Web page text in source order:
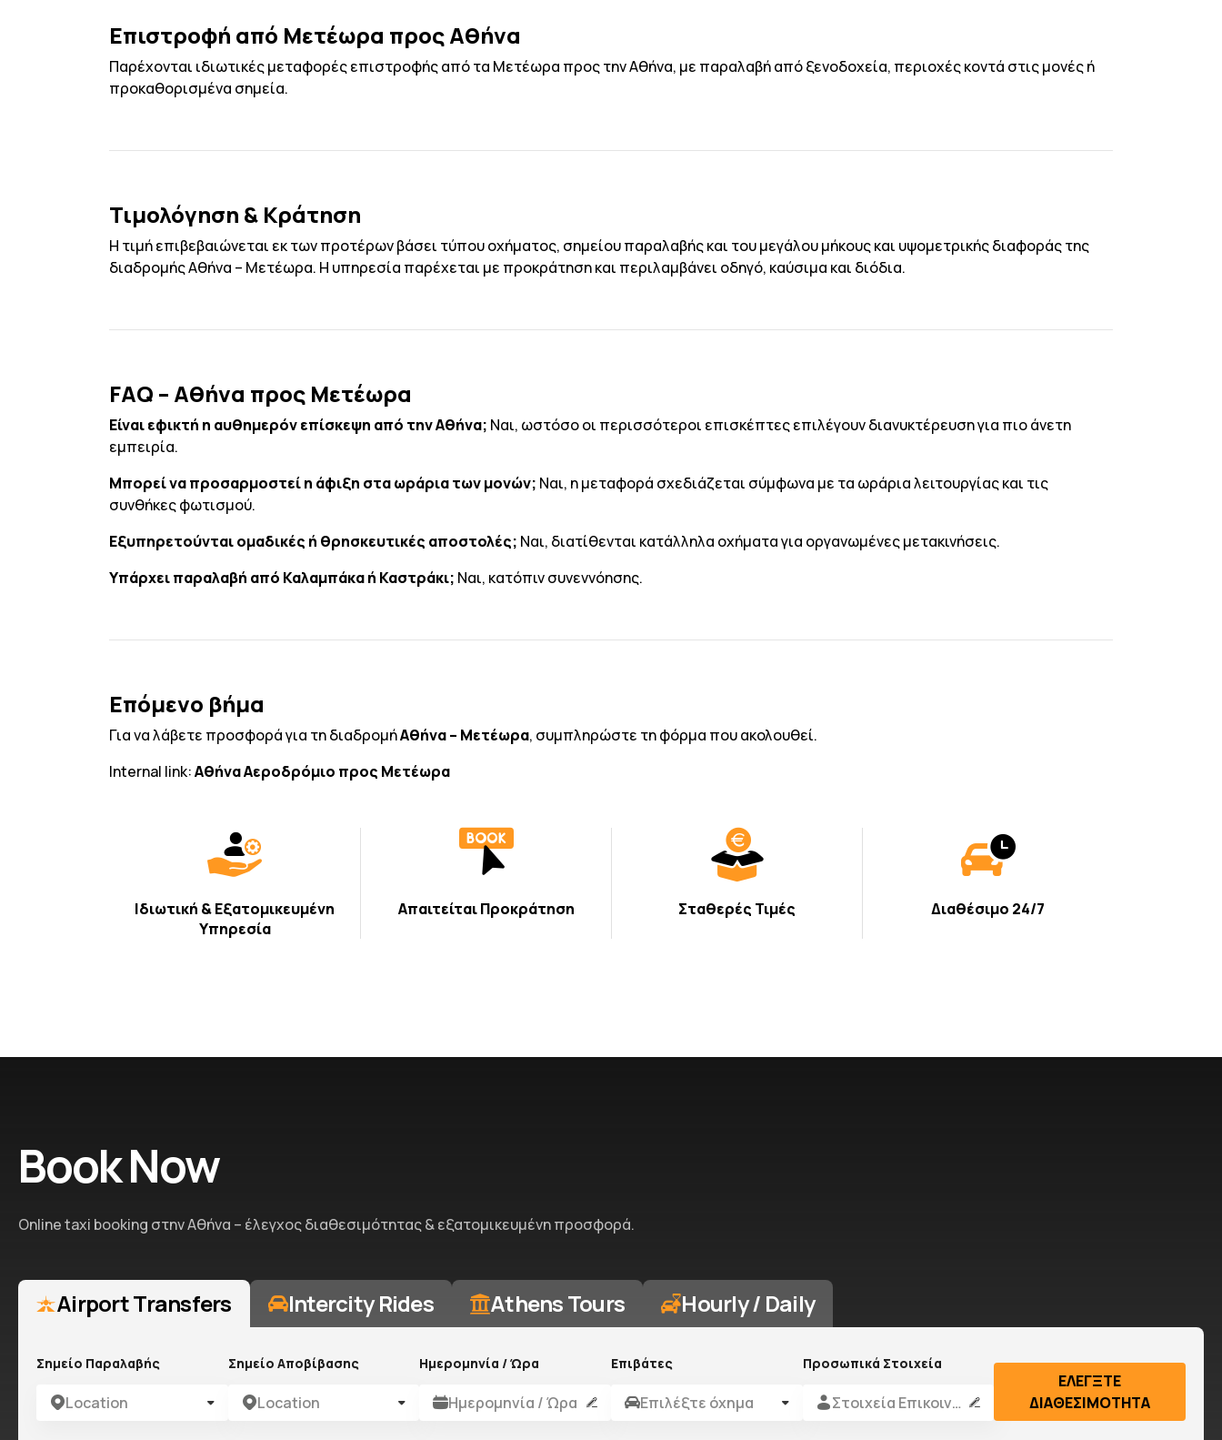
Επιστροφή από Μετέωρα προς Αθήνα
Παρέχονται ιδιωτικές μεταφορές επιστροφής από τα Μετέωρα προς την Αθήνα, με παραλαβή από ξενοδοχεία, περιοχές κοντά στις μονές ή
προκαθορισμένα σημεία.
Τιμολόγηση & Κράτηση
Η τιμή επιβεβαιώνεται εκ των προτέρων βάσει τύπου οχήματος, σημείου παραλαβής και του μεγάλου μήκους και υψομετρικής διαφοράς της
διαδρομής Αθήνα – Μετέωρα. Η υπηρεσία παρέχεται με προκράτηση και περιλαμβάνει οδηγό, καύσιμα και διόδια.
FAQ – Αθήνα προς Μετέωρα
Είναι εφικτή η αυθημερόν επίσκεψη από την Αθήνα; Ναι, ωστόσο οι περισσότεροι επισκέπτες επιλέγουν διανυκτέρευση για πιο άνετη
εμπειρία.
Μπορεί να προσαρμοστεί η άφιξη στα ωράρια των μονών; Ναι, η μεταφορά σχεδιάζεται σύμφωνα με τα ωράρια λειτουργίας και τις
συνθήκες φωτισμού.
Εξυπηρετούνται ομαδικές ή θρησκευτικές αποστολές; Ναι, διατίθενται κατάλληλα οχήματα για οργανωμένες μετακινήσεις.
Υπάρχει παραλαβή από Καλαμπάκα ή Καστράκι; Ναι, κατόπιν συνεννόησης.
Επόμενο βήμα
Για να λάβετε προσφορά για τη διαδρομήΑθήνα – Μετέωρα, συμπληρώστε τη φόρμα που ακολουθεί.
Internal link:Αθήνα Αεροδρόμιο προς Μετέωρα
Ιδιωτική & Εξατομικευμένη
Υπηρεσία
Απαιτείται Προκράτηση Σταθερές Τιμές Διαθέσιμο 24/7
Book Now
Online taxi booking στην Αθήνα – έλεγχος διαθεσιμότητας & εξατομικευμένη προσφορά.
Airport Transfers Intercity Rides Athens Tours Hourly / Daily
Σημείο Παραλαβής
Location
Σημείο Αποβίβασης
Location
Ημερομηνία / Ώρα
Ημερομηνία / Ώρα
Επιβάτες
Επιλέξτε όχημα
Προσωπικά Στοιχεία
Στοιχεία Επικοινωνίας
ΕΛΕΓΞΤΕ
ΔΙΑΘΕΣΙΜΟΤΗΤΑ